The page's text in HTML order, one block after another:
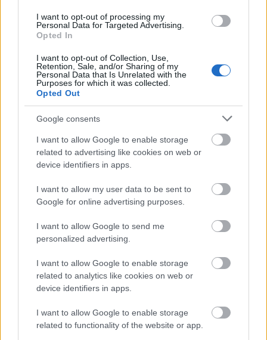
I want to opt-out of processing my
Personal Data for Targeted Advertising.
Opted In
I want to opt-out of Collection, Use,
Retention, Sale, and/or Sharing of my
Personal Data that Is Unrelated with the
Purposes for which it was collected.
Opted Out
Google consents
I want to allow Google to enable storage
related to advertising like cookies on web or
device identifiers in apps.
I want to allow my user data to be sent to
Google for online advertising purposes.
I want to allow Google to send me
personalized advertising.
I want to allow Google to enable storage
related to analytics like cookies on web or
device identifiers in apps.
I want to allow Google to enable storage
related to functionality of the website or app.
VARÁZSLATOS KALAND SZÍNEZI A NYARALÁST
ORSZÁGOS TÁNCHÁZTALÁLKOZÓ ÉS
KIRAKODÓVÁSÁR
A bejegyzés trackback címe:
https://kulturpart.hu/api/trackback/id/16076396
Kommentek:
minősülnek, értük aszolgáltatás technikaiüzemeltetője semmilyen felelősséget
nem vállal, azokat nem ellenőrzi. Kifogás esetén forduljon a blog szerkesztőjéhez.